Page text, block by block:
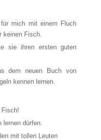
mich mit einem Fluch
keinen Fisch.
sie ihren ersten guten
dem neuen Buch von
kennen lernen.
Fisch!
lernen dürfen.
mit tollen Leuten